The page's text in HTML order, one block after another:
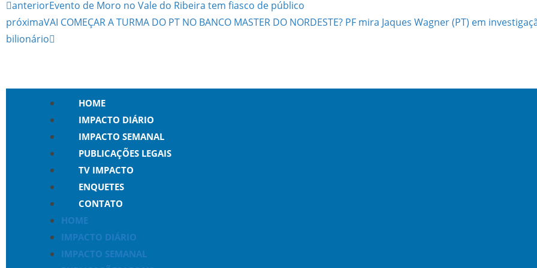
anteriorEvento de Moro no Vale do Ribeira tem fiasco de público
próximaVAI COMEÇAR A TURMA DO PT NO BANCO MASTER DO NORDESTE? PF mira Jaques Wagner (PT) em
bilionário
HOME
IMPACTO DIÁRIO
IMPACTO SEMANAL
PUBLICAÇÕES LEGAIS
TV IMPACTO
ENQUETES
CONTATO
HOME
IMPACTO DIÁRIO
IMPACTO SEMANAL